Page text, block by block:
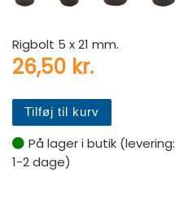
Rigbolt 5 x 21 mm.
26,50 kr.
Tilføj til kurv
På lager i butik (levering:
1-2 dage)